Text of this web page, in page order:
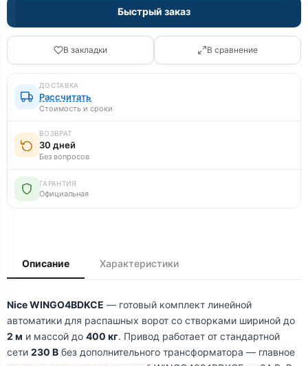
Быстрый заказ
В закладки В сравнение
ДОСТАВКА
Рассчитать
Стоимость и сроки
ВОЗВРАТ
30 дней
Без вопросов
ГАРАНТИЯ
Официальная
Описание Характеристики
Nice WINGO4BDKCE — готовый комплект линейной
автоматики для распашных ворот со створками шириной до
2 м и массой до 400 кг. Привод работает от стандартной
сети 230 В без дополнительного трансформатора — главное